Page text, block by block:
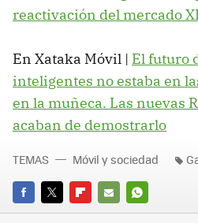
reactivación del mercado
En Xataka Móvil | El futuro
inteligentes no estaba en
en la muñeca. Las nuevas
acaban de demostrarlo
FACEBOOK
TWITTERFLIPBOARD
E-
WHATSAPP
TEMAS Móvil y sociedad